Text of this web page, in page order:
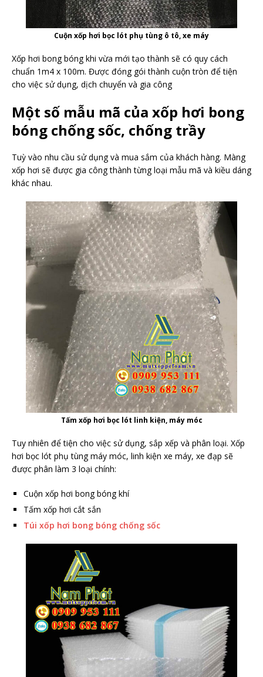
Cuộn xốp hơi bọc lót phụ tùng ô tô, xe máy
Xốp hơi bong bóng khi vừa mới tạo thành sẽ có quy cách
chuẩn 1m4 x 100m. Được đóng gói thành cuộn tròn để tiện
cho việc sử dụng, dịch chuyển và gia công
Một số mẫu mã của xốp hơi bong
bóng chống sốc, chống trầy
Tuỳ vào nhu cầu sử dụng và mua sắm của khách hàng. Màng
xốp hơi sẽ được gia công thành từng loại mẫu mã và kiều dáng
khác nhau.
Tấm xốp hơi bọc lót linh kiện, máy móc
Tuy nhiên để tiện cho việc sử dụng, sắp xếp và phân loại. Xốp
hơi bọc lót phụ tùng máy móc, linh kiện xe máy, xe đạp sẽ
được phân làm 3 loại chính:
Cuộn xốp hơi bong bóng khí
Tấm xốp hơi cắt sắn
Túi xốp hơi bong bóng chống sốc